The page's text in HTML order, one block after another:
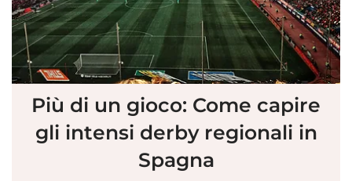
Più di un gioco: Come capire
gli intensi derby regionali in
Spagna